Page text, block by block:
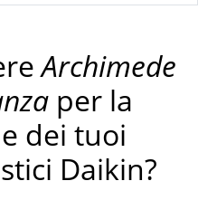
Archimede
per la
dei tuoi
Daikin?